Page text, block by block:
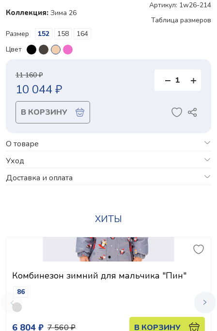
Коллекция: Зима 26
Артикул: 1w26-214
Таблица размеров
Размер
152 158
164
Цвет
11 160 ₽
10 044 ₽
В КОРЗИНУ
О товаре
Уход
Доставка и оплата
ХИТЫ
Комбинезон зимний для мальчика "Пин"
86
6 804 ₽ 7 560 ₽ В КОРЗИНУ